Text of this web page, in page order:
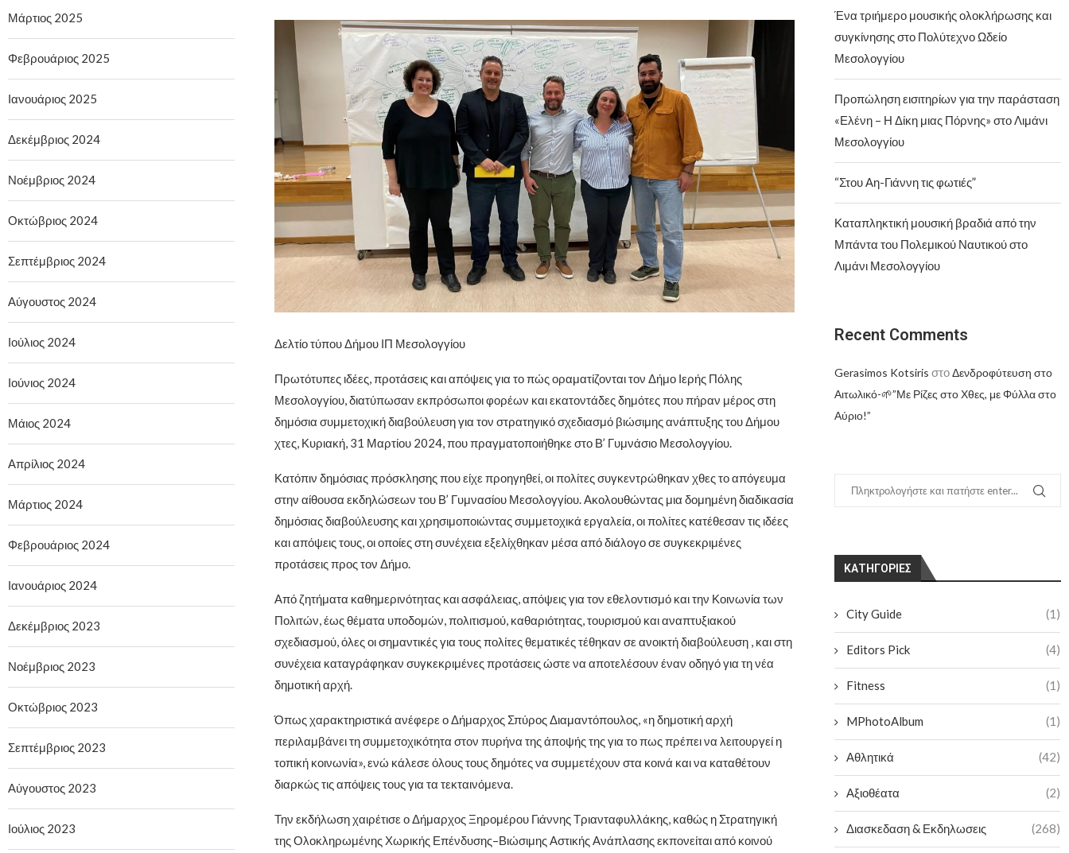
Δελτίο τύπου Δήμου ΙΠ Μεσολογγίου
Πρωτότυπες ιδέες, προτάσεις και απόψεις για το πώς οραματίζονται τον Δήμο Ιερής Πόλης
Μεσολογγίου, διατύπωσαν εκπρόσωποι φορέων και εκατοντάδες δημότες που πήραν μέρος στη
δημόσια συμμετοχική διαβούλευση για τον στρατηγικό σχεδιασμό βιώσιμης ανάπτυξης του Δήμου
χτες, Κυριακή, 31 Μαρτίου 2024, που πραγματοποιήθηκε στο Β’ Γυμνάσιο Μεσολογγίου.
Κατόπιν δημόσιας πρόσκλησης που είχε προηγηθεί, οι πολίτες συγκεντρώθηκαν χθες το απόγευμα
στην αίθουσα εκδηλώσεων του Β’ Γυμνασίου Μεσολογγίου. Ακολουθώντας μια δομημένη διαδικασία
δημόσιας διαβούλευσης και χρησιμοποιώντας συμμετοχικά εργαλεία, οι πολίτες κατέθεσαν τις ιδέες
και απόψεις τους, οι οποίες στη συνέχεια εξελίχθηκαν μέσα από διάλογο σε συγκεκριμένες
προτάσεις προς τον Δήμο.
Από ζητήματα καθημερινότητας και ασφάλειας, απόψεις για τον εθελοντισμό και την Κοινωνία των
Πολιτών, έως θέματα υποδομών, πολιτισμού, καθαριότητας, τουρισμού και αναπτυξιακού
σχεδιασμού, όλες οι σημαντικές για τους πολίτες θεματικές τέθηκαν σε ανοικτή διαβούλευση , και στη
συνέχεια καταγράφηκαν συγκεκριμένες προτάσεις ώστε να αποτελέσουν έναν οδηγό για τη νέα
δημοτική αρχή.
Όπως χαρακτηριστικά ανέφερε ο Δήμαρχος Σπύρος Διαμαντόπουλος, «η δημοτική αρχή
περιλαμβάνει τη συμμετοχικότητα στον πυρήνα της άποψής της για το πως πρέπει να λειτουργεί η
τοπική κοινωνία», ενώ κάλεσε όλους τους δημότες να συμμετέχουν στα κοινά και να καταθέτουν
διαρκώς τις απόψεις τους για τα τεκταινόμενα.
Την εκδήλωση χαιρέτισε ο Δήμαρχος Ξηρομέρου Γιάννης Τριανταφυλλάκης, καθώς η Στρατηγική
της Ολοκληρωμένης Χωρικής Επένδυσης–Βιώσιμης Αστικής Ανάπλασης εκπονείται από κοινού
Ένα τριήμερο μουσικής ολοκλήρωσης και
συγκίνησης στο Πολύτεχνο Ωδείο
Μεσολογγίου
Προπώληση εισιτηρίων για την παράσταση
«Ελένη – Η Δίκη μιας Πόρνης» στο Λιμάνι
Μεσολογγίου
“Στου Αη-Γιάννη τις φωτιές”
Καταπληκτική μουσική βραδιά από την
Μπάντα του Πολεμικού Ναυτικού στο
Λιμάνι Μεσολογγίου
Recent Comments
Gerasimos Kotsiris στοΔενδροφύτευση στο
Αιτωλικό-🌱”Με Ρίζες στο Χθες, με Φύλλα στο
Αύριο!”
KΑΤΗΓΟΡΊΕΣ
City Guide (1)
Editors Pick (4)
Fitness (1)
MPhotoAlbum (1)
Αθλητικά (42)
Αξιοθέατα (2)
Διασκεδαση & Εκδηλωσεις (268)
Μάρτιος 2025
Φεβρουάριος 2025
Ιανουάριος 2025
Δεκέμβριος 2024
Νοέμβριος 2024
Οκτώβριος 2024
Σεπτέμβριος 2024
Αύγουστος 2024
Ιούλιος 2024
Ιούνιος 2024
Μάιος 2024
Απρίλιος 2024
Μάρτιος 2024
Φεβρουάριος 2024
Ιανουάριος 2024
Δεκέμβριος 2023
Νοέμβριος 2023
Οκτώβριος 2023
Σεπτέμβριος 2023
Αύγουστος 2023
Ιούλιος 2023